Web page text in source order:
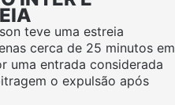
teve uma estreia
cerca de 25 minutos em
uma entrada considerada
o expulsão após